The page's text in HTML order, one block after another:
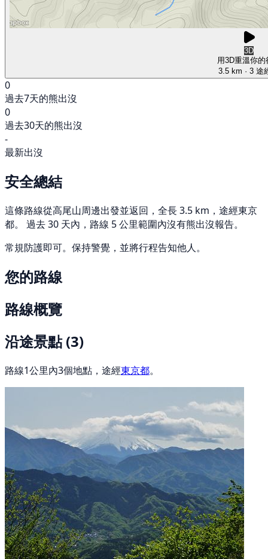
3D
用3D重溫你的
3.5 km · 3 途
0
過去7天的熊出沒
0
過去30天的熊出沒
-
最新出沒
安全總結
這條路線從高尾山周邊出發並返回，全長 3.5 km，途經東京
都。 過去 30 天內，路線 5 公里範圍內沒有熊出沒報告。
常規防護即可。保持警覺，並將行程告知他人。
您的路線
路線概覽
沿途景點(3)
路線1公里內3個地點，途經東京都。